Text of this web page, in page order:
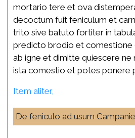
mortario tere et ova
decoctum fuit feniculum et
trito sive batuto fortiter in
predicto brodio et comestione
ab igne et dimitte quiescere ne
ista comestio et potes ponere
Item aliter,
De feniculo ad usum